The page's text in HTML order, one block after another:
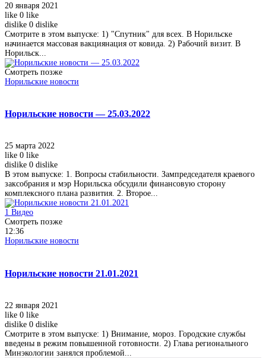
20 января 2021
like 0 like
dislike 0 dislike
Смотрите в этом выпуске: 1) "Спутник" для всех. В Норильске
начинается массовая вакциянация от ковида. 2) Рабочий визит. В
Норильск...
Смотреть позже
Норильские новости
Норильские новости — 25.03.2022
25 марта 2022
like 0 like
dislike 0 dislike
В этом выпуске: 1. Вопросы стабильности. Зампредседателя краевого
заксобрания и мэр Норильска обсудили финансовую сторону
комплексного плана развития. 2. Второе...
1 Видео
Смотреть позже
12:36
Норильские новости
Норильские новости 21.01.2021
22 января 2021
like 0 like
dislike 0 dislike
Смотрите в этом выпуске: 1) Внимание, мороз. Городские службы
введены в режим повышенной готовности. 2) Глава регионального
Минэкологии занялся проблемой...